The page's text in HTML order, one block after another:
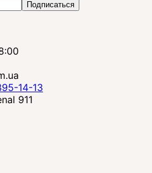
Подписаться
14-13
911